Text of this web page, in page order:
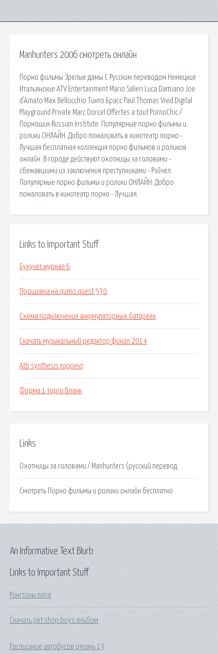
Manhunters 2006 смотреть онлайн
Порно фильмы Зрелые дамы С Русским переводом Немецкие
Итальянские ATV Entertainment Mario Salieri Luca Damiano Joe
d'Amato Max Bellocchio Тинто Брасс Paul Thomas Vivid Digital
Playground Private Marc Dorcel Offertes a tout PornoChic /
Порношик Russian Institute. Популярные порно фильмы и
ролики ОНЛАЙН. Добро пожаловать в кинотеатр порно -
Лучшая бесплатная коллекция порно фильмов и роликов
онлайн. В городе действуют охотницы за головами -
сбежавшими из заключения преступниками - Рэйчел.
Популярные порно фильмы и ролики ОНЛАЙН. Добро
пожаловать в кинотеатр порно - Лучшая.
Links to Important Stuff
Бухучет журнал 6
Прошивка на qumo quest 530
Схема подключения аккумуляторных батареек
Скачать музыкальный редактор финал 2014
Atb synthesis торрент
Форма 1 торги бланк
Links
Охотницы за головами / Manhunters (русский перевод.
Смотреть Порно фильмы и ролики онлайн бесплатно.
Links to Important Stuff
Рингтоны nana
Скачать pet shop boys альбом
Расписание автобусов рязань 13
An Informative Text Blurb